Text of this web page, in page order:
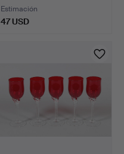
Estimación
47 USD